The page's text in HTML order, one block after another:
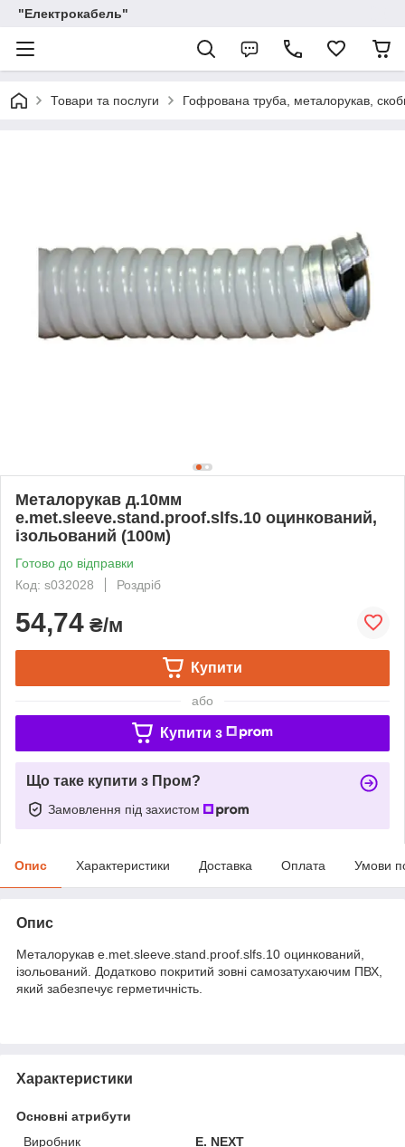
"Електрокабель"
Товари та послуги Гофрована труба, металорукав,
Металорукав д.10мм
e.met.sleeve.stand.proof.slfs.10 оцинкований,
ізольований (100м)
Готово до відправки
Код: s032028
Роздріб
54,74 ₴/м
Купити
або
Купити з
Що таке купити з Пром?
Замовлення під захистом
Опис Характеристики Доставка Оплата Умови
Опис
Металорукав e.met.sleeve.stand.proof.slfs.10 оцинкований,
ізольований. Додатково покритий зовні самозатухаючим ПВХ,
який забезпечує герметичність.
Характеристики
Основні атрибути
Виробник
E. NEXT